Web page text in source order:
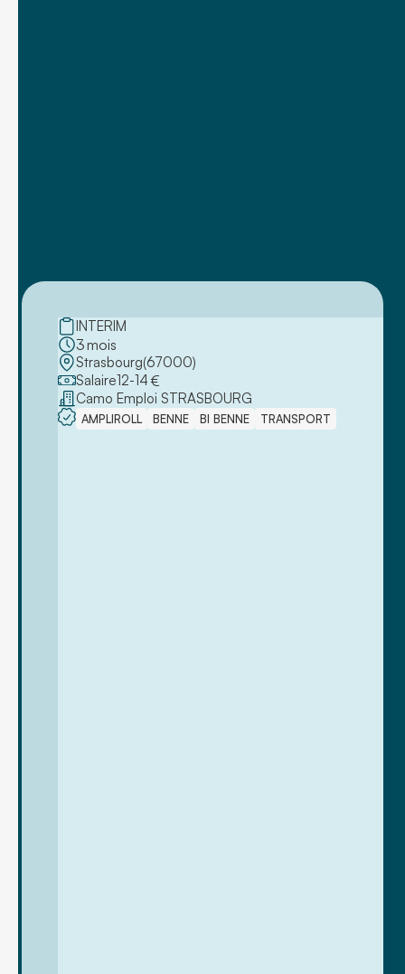
INTERIM
3mois
Strasbourg(67000)
Salaire12-14 €
Camo Emploi STRASBOURG
AMPLIROLL BENNE BI BENNE TRANSPORT